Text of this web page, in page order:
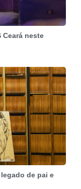
Ceará neste
de pai e